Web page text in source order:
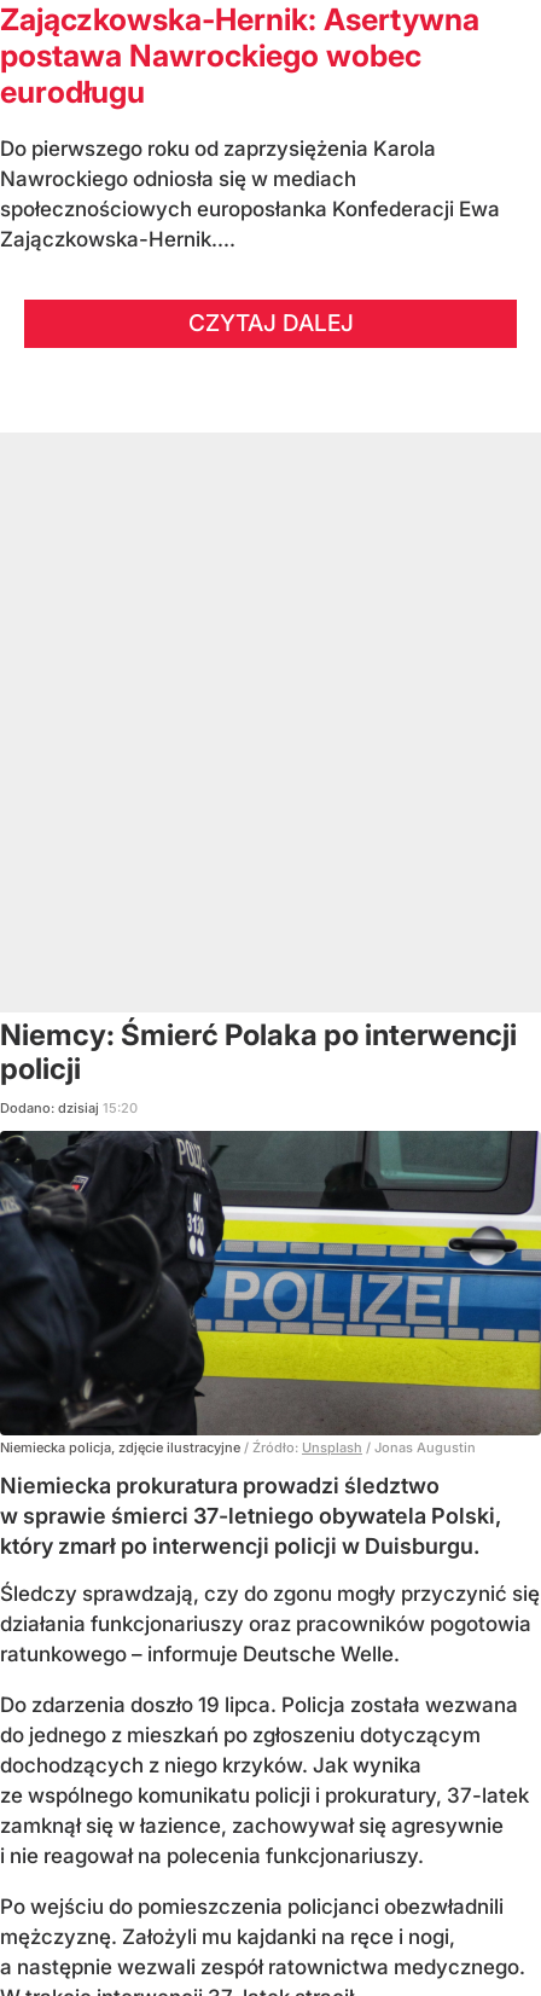
Zajączkowska-Hernik: Asertywna
postawa Nawrockiego wobec
eurodługu
Do pierwszego roku od zaprzysiężenia Karola
Nawrockiego odniosła się w mediach
społecznościowych europosłanka Konfederacji Ewa
Zajączkowska-Hernik....
CZYTAJ DALEJ
Niemcy: Śmierć Polaka po interwencji
policji
Dodano: dzisiaj 15:20
Niemiecka policja, zdjęcie ilustracyjne / Źródło: Unsplash / Jonas Augustin
Niemiecka prokuratura prowadzi śledztwo
w sprawie śmierci 37-letniego obywatela Polski,
który zmarł po interwencji policji w Duisburgu.
Śledczy sprawdzają, czy do zgonu mogły przyczynić się
działania funkcjonariuszy oraz pracowników pogotowia
ratunkowego – informuje Deutsche Welle.
Do zdarzenia doszło 19 lipca. Policja została wezwana
do jednego z mieszkań po zgłoszeniu dotyczącym
dochodzących z niego krzyków. Jak wynika
ze wspólnego komunikatu policji i prokuratury, 37-latek
zamknął się w łazience, zachowywał się agresywnie
i nie reagował na polecenia funkcjonariuszy.
Po wejściu do pomieszczenia policjanci obezwładnili
mężczyznę. Założyli mu kajdanki na ręce i nogi,
a następnie wezwali zespół ratownictwa medycznego.